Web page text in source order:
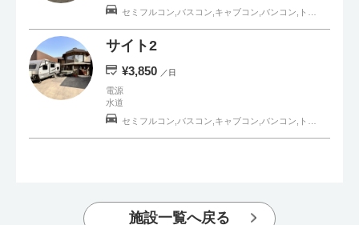
サイト2
¥3,850 ／日
電源
水道
施設一覧へ戻る